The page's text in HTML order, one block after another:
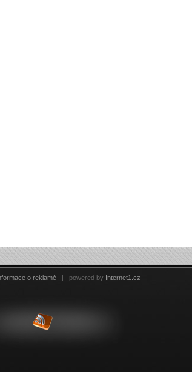
o reklamě | powered by Internet1.cz